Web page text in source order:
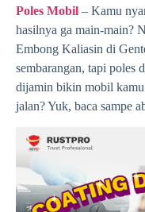
Poles Mobil – Kamu
hasilnya ga main-main?
Embong Kaliasin di
sembarangan, tapi poles
dijamin bikin mobil
jalan? Yuk, baca sampe